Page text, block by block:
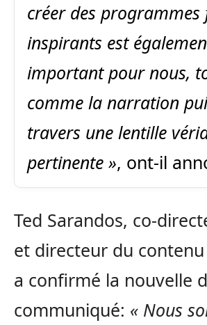
créer des
inspirants est
important pour nous,
comme la narration
travers une lentille
pertinente », ont-il
Ted Sarandos, co-
et directeur du
a confirmé la nouvelle
communiqué: « Nous